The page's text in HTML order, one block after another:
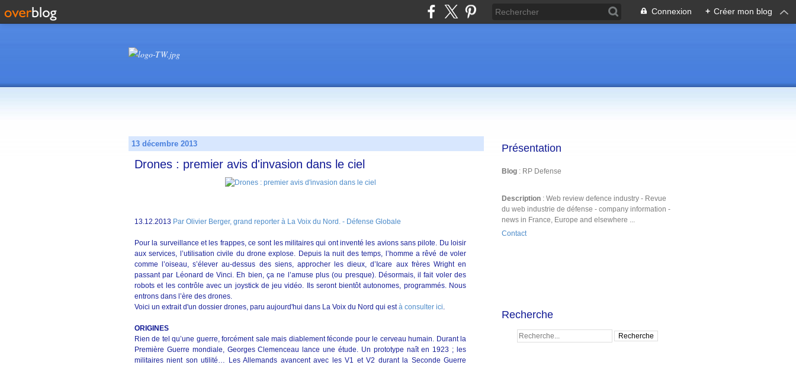
Connexion + Créer mon blog
13 décembre 2013
Drones : premier avis d'invasion dans le ciel
13.12.2013 Par Olivier Berger, grand reporter à La Voix du Nord. - Défense Globale
Pour la surveillance et les frappes, ce sont les militaires qui ont inventé les avions sans pilote. Du loisir
aux services, l’utilisation civile du drone explose. Depuis la nuit des temps, l’homme a rêvé de voler
comme l’oiseau, s’élever au-dessus des siens, approcher les dieux, d’Icare aux frères Wright en
passant par Léonard de Vinci. Eh bien, ça ne l’amuse plus (ou presque). Désormais, il fait voler des
robots et les contrôle avec un joystick de jeu vidéo. Ils seront bientôt autonomes, programmés. Nous
entrons dans l’ère des drones.
Voici un extrait d'un dossier drones, paru aujourd'hui dans La Voix du Nord qui està consulter ici.
ORIGINES
Rien de tel qu’une guerre, forcément sale mais diablement féconde pour le cerveau humain. Durant la
Première Guerre mondiale, Georges Clemenceau lance une étude. Un prototype naît en 1923 ; les
militaires nient son utilité… Les Allemands avancent avec les V1 et V2 durant la Seconde Guerre
Présentation
Blog : RP Defense
Description : Web review defence industry - Revue
du web industrie de défense - company information -
news in France, Europe and elsewhere ...
Contact
Recherche